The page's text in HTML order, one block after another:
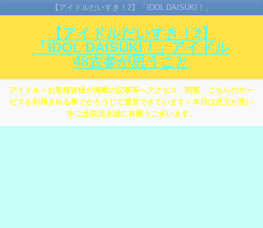
【アイドルだいすき！2】「IDOL DAISUKI！」
【アイドルだいすき！2】
「IDOL DAISUKI！」アイドル
48古参が思うこと
アイドル＜お客様皆様が掲載の記事等へアクセス、閲覧、こちらのサー
ビスを利用される事でかろうじて運営できています＞本日は足元が悪い
中ご足労頂き誠に有難うございます。